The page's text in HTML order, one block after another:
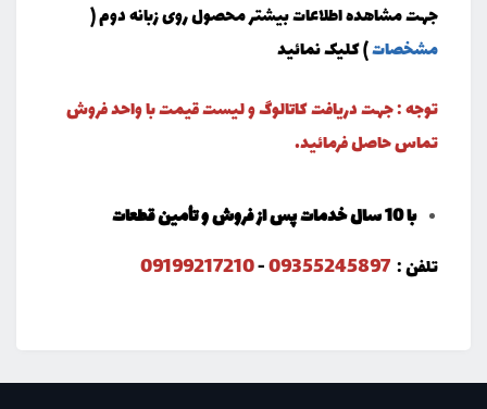
جهت مشاهده اطلاعات بیشتر محصول روی زبانه دوم (
مشخصات) کلیک نمائید
توجه : جهت دریافت کاتالوگ و لیست قیمت با واحد فروش
تماس حاصل فرمائید.
با 10 سال خدمات پس از فروش و تأمین قطعات
تلفن : 09355245897
-
09199217210